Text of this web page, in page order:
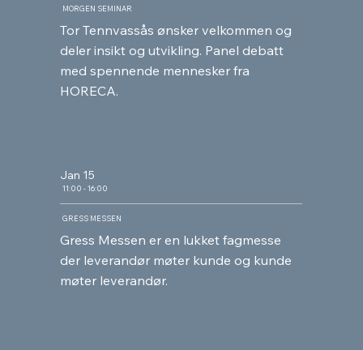
MORGEN SEMINAR
Tor Tennvassås ønsker velkommen og
deler insikt og utvikling. Panel debatt
med spennende mennesker fra
HORECA.
Jan 15
11:00 - 16:00
GRESS MESSEN
Gress Messen er en lukket fagmesse
der leverandør møter kunde og kunde
møter leverandør.